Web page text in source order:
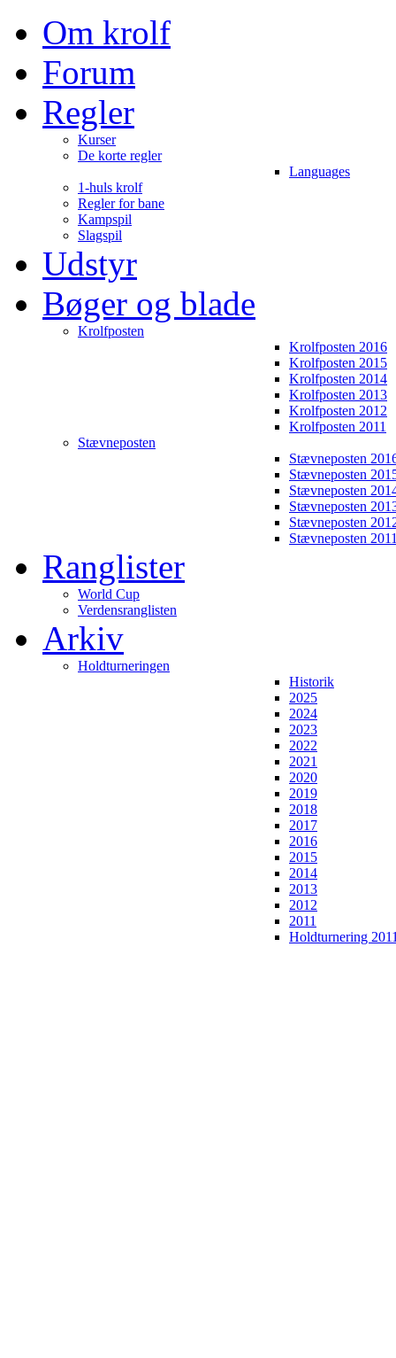
Om krolf
Forum
Regler
Kurser
De korte regler
Languages
1-huls krolf
Regler for bane
Kampspil
Slagspil
Udstyr
Bøger og blade
Krolfposten
Krolfposten 2016
Krolfposten 2015
Krolfposten 2014
Krolfposten 2013
Krolfposten 2012
Krolfposten 2011
Stævneposten
Stævneposten
Stævneposten
Stævneposten
Stævneposten
Stævneposten
Stævneposten
Ranglister
World Cup
Verdensranglisten
Arkiv
Holdturneringen
Historik
2025
2024
2023
2022
2021
2020
2019
2018
2017
2016
2015
2014
2013
2012
2011
Holdturnering